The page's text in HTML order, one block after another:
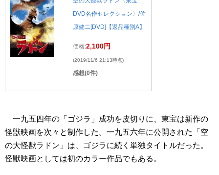
DVD名作セレクション〉/佐
原健二[DVD]【返品種別A】
価格:2,100円
(2019/11/6 21:13時点)
感想(0件)
一九五四年の「ゴジラ」成功を皮切りに、東宝は新作の
怪獣映画を次々と制作した。一九五六年に公開された「空
の大怪獣ラドン」は、ゴジラに続く単独タイトルだった。
怪獣映画としては初のカラー作品でもある。